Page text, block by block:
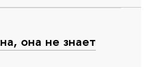
она не знает